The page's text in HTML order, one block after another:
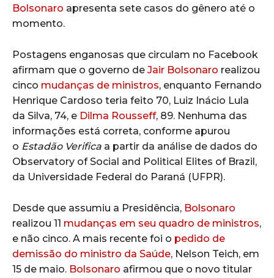
Bolsonaro apresenta sete casos do gênero até o
momento.
Postagens enganosas que circulam no Facebook
afirmam que o governo de Jair Bolsonaro realizou
cinco mudanças de ministros, enquanto Fernando
Henrique Cardoso teria feito 70, Luiz Inácio Lula
da Silva, 74, e Dilma Rousseff, 89. Nenhuma das
informações está correta, conforme apurou
o Estadão Verifica a partir da análise de dados do
Observatory of Social and Political Elites of Brazil,
da Universidade Federal do Paraná (UFPR).
Desde que assumiu a Presidência, Bolsonaro
realizou 11 mudanças em seu quadro de ministros,
e não cinco. A mais recente foi o pedido de
demissão do ministro da Saúde, Nelson Teich, em
15 de maio. Bolsonaro afirmou que o novo titular